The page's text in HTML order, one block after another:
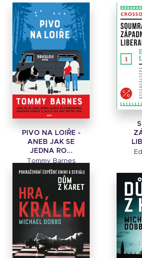
PIVO NA LOIŘE -
ANEB JAK SE
JEDNA RO...
Tommy Barnes